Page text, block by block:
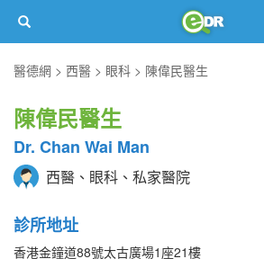
醫德網
西醫 眼科 陳偉民醫生
陳偉民醫生
Dr. Chan Wai Man
西醫、眼科、私家醫院
診所地址
香港金鐘道88號太古廣場1座21樓